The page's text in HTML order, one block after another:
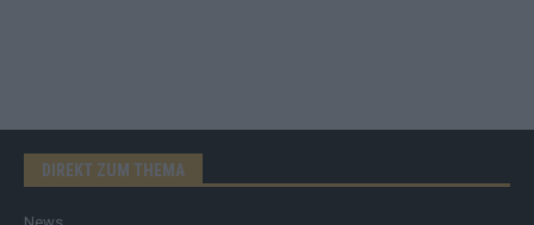
DIREKT ZUM THEMA